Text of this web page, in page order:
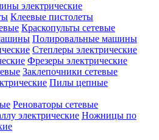
электрические
Клеевые пистолеты
Краскопульты сетевые
Полировальные машины
Степлеры электрические
Фрезеры электрические
Заклепочники сетевые
Пилы цепные
Реноваторы сетевые
Ножницы по